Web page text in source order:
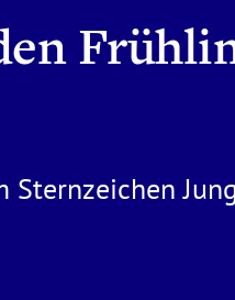
Sternzeichen